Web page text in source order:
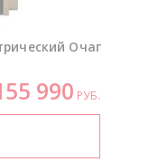
Очаг
990 РУБ.